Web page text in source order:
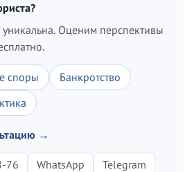
Оценим перспективы
споры
Банкротство
→
76 WhatsApp
Telegram